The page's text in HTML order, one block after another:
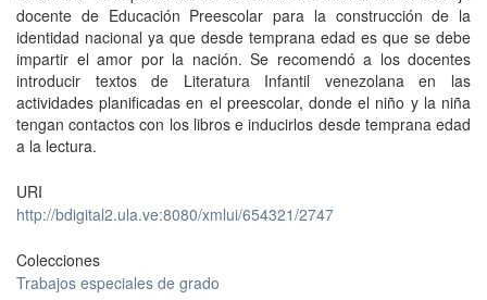
docente de Educación Preescolar para la construcción de la
identidad nacional ya que desde temprana edad es que se debe
impartir el amor por la nación. Se recomendó a los docentes
introducir textos de Literatura Infantil venezolana en las
actividades planificadas en el preescolar, donde el niño y la niña
tengan contactos con los libros e inducirlos desde temprana edad
a la lectura.
URI
http://bdigital2.ula.ve:8080/xmlui/654321/2747
Colecciones
Trabajos especiales de grado